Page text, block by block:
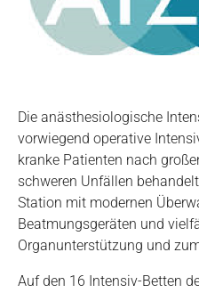
Die anästhesiologische
vorwiegend operative
kranke Patienten nach
schweren Unfällen
Station mit modernen
Beatmungsgeräten und
Organunterstützung und
Auf den 16 Intensiv-Betten